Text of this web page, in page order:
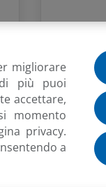
SCIENTIFICA
migliorare
più puoi
accettare,
momento
privacy.
a